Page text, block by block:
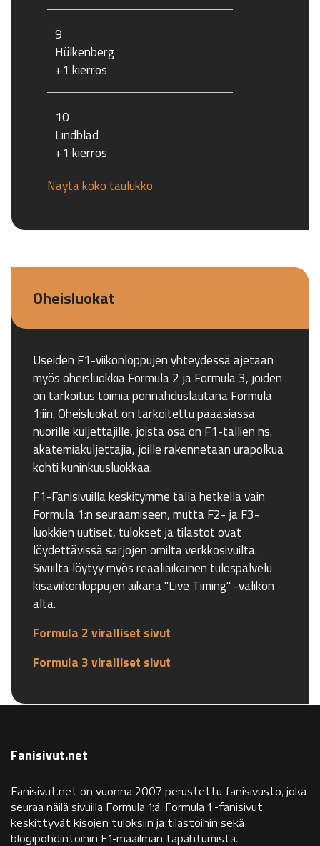
9
Hülkenberg
+1 kierros
10
Lindblad
+1 kierros
Näytä koko taulukko
Oheisluokat
Useiden F1-viikonloppujen yhteydessä ajetaan
myös oheisluokkia Formula 2 ja Formula 3, joiden
on tarkoitus toimia ponnahduslautana Formula
1:iin. Oheisluokat on tarkoitettu pääasiassa
nuorille kuljettajille, joista osa on F1-tallien ns.
akatemiakuljettajia, joille rakennetaan urapolkua
kohti kuninkuusluokkaa.
F1-Fanisivuilla keskitymme tällä hetkellä vain
Formula 1:n seuraamiseen, mutta F2- ja F3-
luokkien uutiset, tulokset ja tilastot ovat
löydettävissä sarjojen omilta verkkosivuilta.
Sivuilta löytyy myös reaaliaikainen tulospalvelu
kisaviikonloppujen aikana "Live Timing" -valikon
alta.
Formula 2 viralliset sivut
Formula 3 viralliset sivut
Fanisivut.net
Fanisivut.net on vuonna 2007 perustettu fanisivusto, joka
seuraa näilä sivuilla Formula 1:ä. Formula 1 -fanisivut
keskittyvät kisojen tuloksiin ja tilastoihin sekä
blogipohdintoihin F1-maailman tapahtumista.